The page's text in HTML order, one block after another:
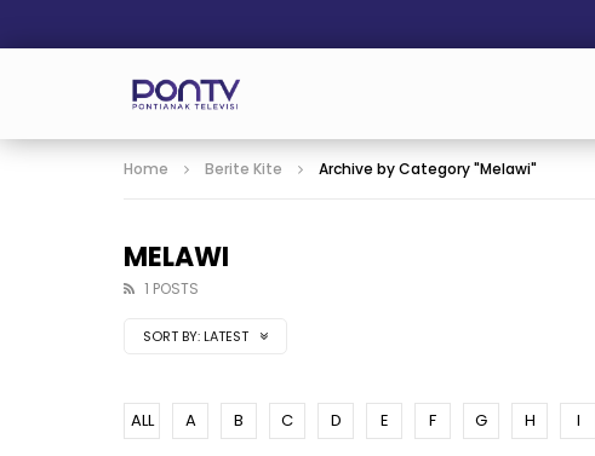
Home Berite Kite Archive by Category "Melawi"
MELAWI
1 POSTS
SORT BY: LATEST
ALL A B C D E F G H I